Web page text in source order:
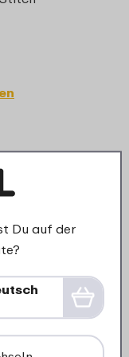
Produkt
Du auf der